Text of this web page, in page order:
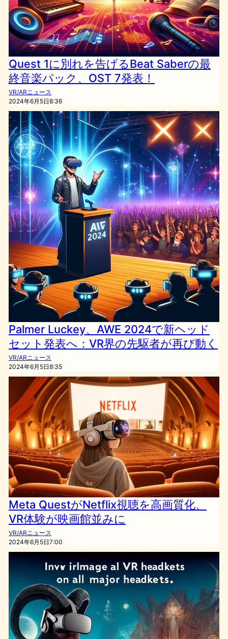
Quest 1に別れを告げるBeat Saberの最
終音楽パック、OST 7発表！
VR/ARニュース
2024年6月5日8:36
Palmer Luckey、AWE 2024で新ヘッド
セット発表へ：VR界の先駆者が再び動く
VR/ARニュース
2024年6月5日8:35
Meta QuestがNetflix視聴を高画質化、
VR体験が映画館並みに
VR/ARニュース
2024年6月5日7:00